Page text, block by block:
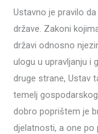
Ustavno je pravilo
države. Zakoni
državi odnosno
ulogu u upravljanju i
druge strane, Ustav
temelj
dobro poprištem je
djelatnosti, a one po